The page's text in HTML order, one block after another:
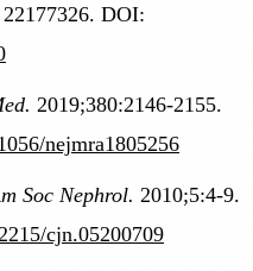
DOI:
2019;380:2146-2155.
nejmra1805256
Soc Nephrol. 2010;5:4-9.
cjn.05200709